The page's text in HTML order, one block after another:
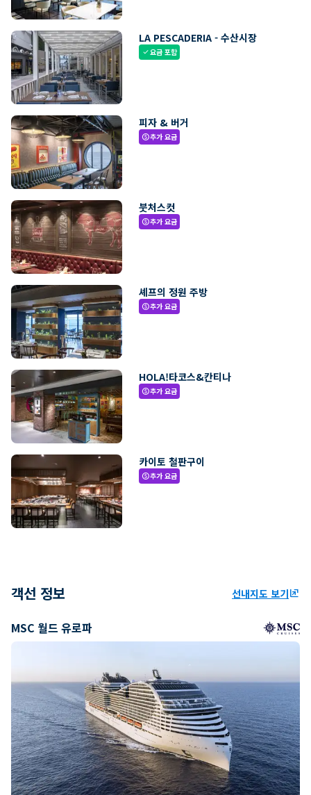
LA PESCADERIA - 수산시장
check요금 포함
피자 & 버거
paid추가 요금
붓처스컷
paid추가 요금
셰프의 정원 주방
paid추가 요금
HOLA!타코스&칸티나
paid추가 요금
카이토 철판구이
paid추가 요금
객선 정보 선내지도 보기ungroup
MSC 월드 유로파